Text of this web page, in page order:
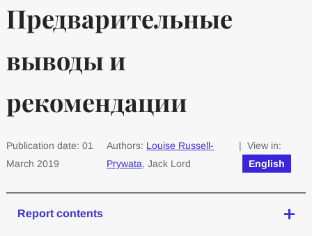
Предварительные
выводы и
рекомендации
Publication date: 01
March 2019
Authors: Louise Russell-
Prywata, Jack Lord
| View in:
English
Report contents